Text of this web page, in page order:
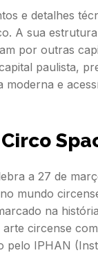
e detalhes
A sua
por outras
paulista,
e
a 27 de
mundo
na
circense
pelo IPHAN